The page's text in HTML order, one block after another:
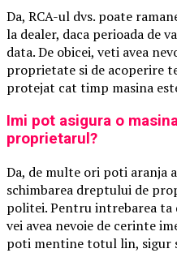
Da, RCA-ul dvs. poate
la dealer, daca perioada de
data. De obicei, veti avea
proprietate si de acoperire
protejat cat timp masina
Imi pot asigura o
proprietarul?
Da, de multe ori poti aranja
schimbarea dreptului de
politei. Pentru intrebarea ta
vei avea nevoie de cerinte
poti mentine totul lin, sigur